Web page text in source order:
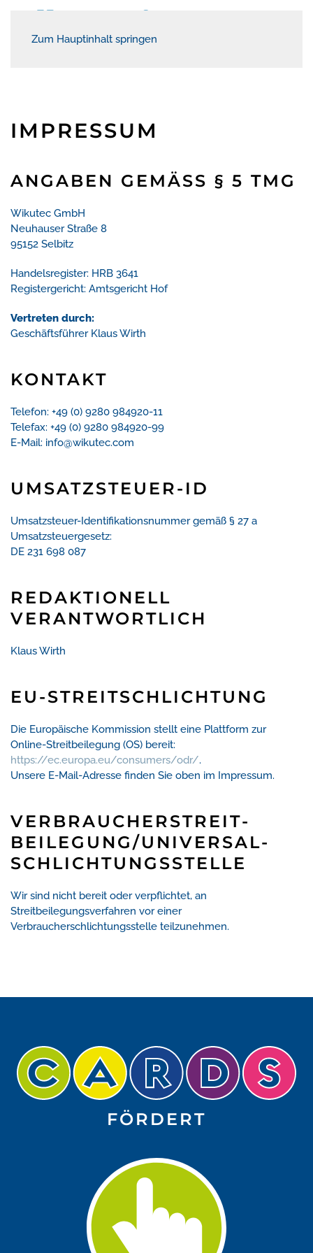
Zum Hauptinhalt springen
IMPRESSUM
ANGABEN GEMÄSS § 5 TMG
Wikutec GmbH
Neuhauser Straße 8
95152 Selbitz
Handelsregister: HRB 3641
Registergericht: Amtsgericht Hof
Vertreten durch:
Geschäftsführer Klaus Wirth
KONTAKT
Telefon: +49 (0) 9280 984920-11
Telefax: +49 (0) 9280 984920-99
E-Mail: info@wikutec.com
UMSATZSTEUER-ID
Umsatzsteuer-Identifikationsnummer gemäß § 27 a
Umsatzsteuergesetz:
DE 231 698 087
REDAKTIONELL
VERANTWORTLICH
Klaus Wirth
EU-STREITSCHLICHTUNG
Die Europäische Kommission stellt eine Plattform zur
Online-Streitbeilegung (OS) bereit:
https://ec.europa.eu/consumers/odr/.
Unsere E-Mail-Adresse finden Sie oben im Impressum.
VERBRAUCHER­STREIT­
BEILEGUNG/UNIVERSAL­
SCHLICHTUNGS­STELLE
Wir sind nicht bereit oder verpflichtet, an
Streitbeilegungsverfahren vor einer
Verbraucherschlichtungsstelle teilzunehmen.
FÖRDERT